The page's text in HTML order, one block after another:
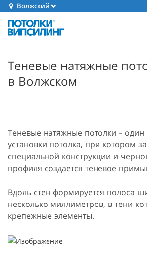
Волжский
Теневые натяжные
в Волжском
Теневые натяжные потолки - один
установки потолка, при котором
специальной конструкции и
профиля создается теневое
Вдоль стен формируется полоса
несколько миллиметров, в тени
крепежные элементы.